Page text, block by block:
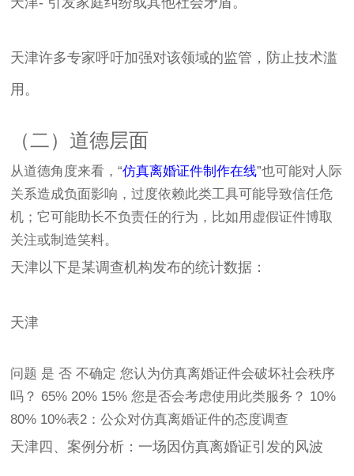
天津许多专家呼吁加强对该领域的监管，防止技术滥
用。
（二）道德层面
从道德角度来看，“仿真离婚证件制作在线”也可能对人际
关系造成负面影响，过度依赖此类工具可能导致信任危
机；它可能助长不负责任的行为，比如用虚假证件博取
关注或制造笑料。
天津以下是某调查机构发布的统计数据：
天津
问题 是 否 不确定 您认为仿真离婚证件会破坏社会秩序
吗？ 65% 20% 15% 您是否会考虑使用此类服务？ 10%
80% 10%表2：公众对仿真离婚证件的态度调查
天津四、案例分析：一场因仿真离婚证引发的风波